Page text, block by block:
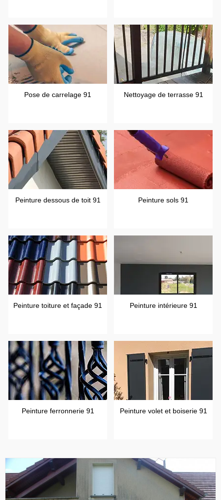
Pose de carrelage 91 Nettoyage de terrasse 91
Peinture dessous de toit 91 Peinture sols 91
Peinture toiture et façade 91 Peinture intérieure 91
Peinture ferronnerie 91 Peinture volet et boiserie 91